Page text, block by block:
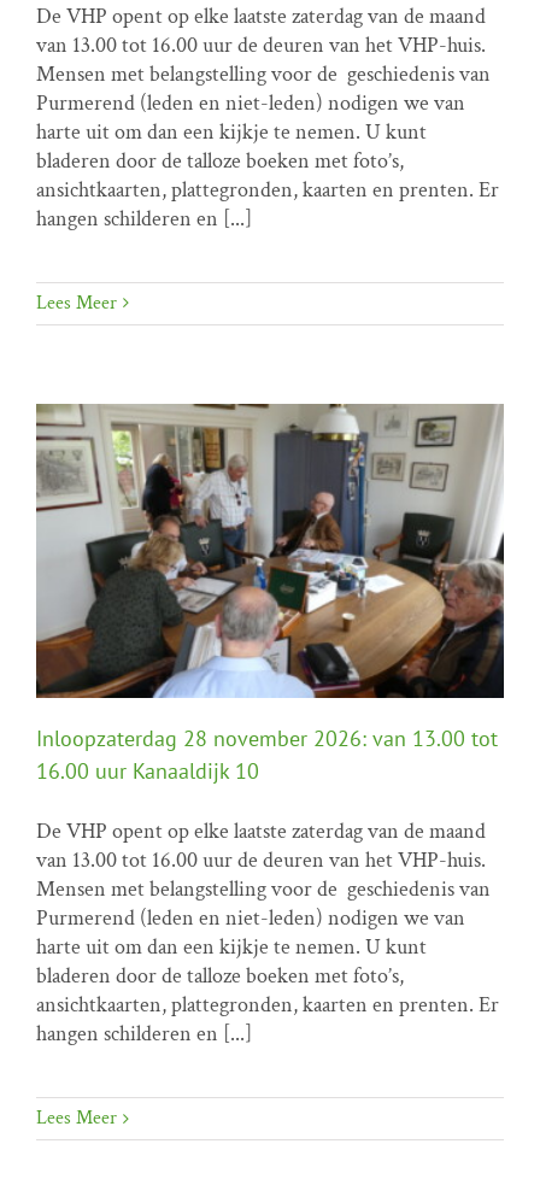
Inloopzaterdag 31 oktober 2026: van 13.00 tot
16.00 uur Kanaaldijk 10
Home programma Inloopzaterdagen
De VHP opent op elke laatste zaterdag van de maand
van 13.00 tot 16.00 uur de deuren van het VHP-huis.
Mensen met belangstelling voor de geschiedenis van
Purmerend (leden en niet-leden) nodigen we van
harte uit om dan een kijkje te nemen. U kunt
bladeren door de talloze boeken met foto’s,
ansichtkaarten, plattegronden, kaarten en prenten. Er
hangen schilderen en [...]
Lees Meer
Inloopzaterdag 28 november 2026: van 13.00 tot
16.00 uur Kanaaldijk 10
Home programma Inloopzaterdagen
Inloopzaterdag 28 november 2026: van 13.00 tot
16.00 uur Kanaaldijk 10
De VHP opent op elke laatste zaterdag van de maand
van 13.00 tot 16.00 uur de deuren van het VHP-huis.
Mensen met belangstelling voor de geschiedenis van
Purmerend (leden en niet-leden) nodigen we van
harte uit om dan een kijkje te nemen. U kunt
bladeren door de talloze boeken met foto’s,
ansichtkaarten, plattegronden, kaarten en prenten. Er
hangen schilderen en [...]
Lees Meer